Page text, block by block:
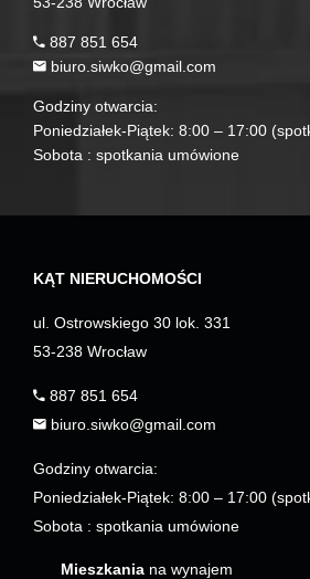
887 851 654
biuro.siwko@gmail.com
Godziny otwarcia:
Poniedziałek-Piątek: 8:00 – 17:00
Sobota : spotkania umówione
KĄT NIERUCHOMOŚCI
ul. Ostrowskiego 30 lok. 331
53-238 Wrocław
887 851 654
biuro.siwko@gmail.com
Godziny otwarcia:
Poniedziałek-Piątek: 8:00 – 17:00
Sobota : spotkania umówione
Mieszkania na wynajem